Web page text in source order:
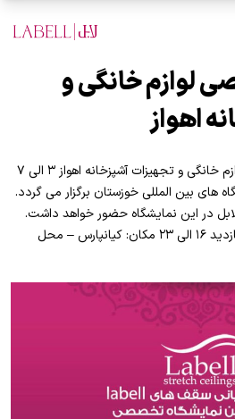
لوازم خانگی و
اهواز
ششمین نمایشگاه تخصصی لوازم خانگی و تجهیزات آشپزخانه اهواز ۳ الی ۷
های بین المللی خوزستان برگزار می گردد.
در این نمایشگاه حضور خواهد داشت.
زمان: ۳ الی ۷ آبان ۹۵ ساعت بازدید ۱۶ الی ۲۳ مکان: کیانپارس – محل